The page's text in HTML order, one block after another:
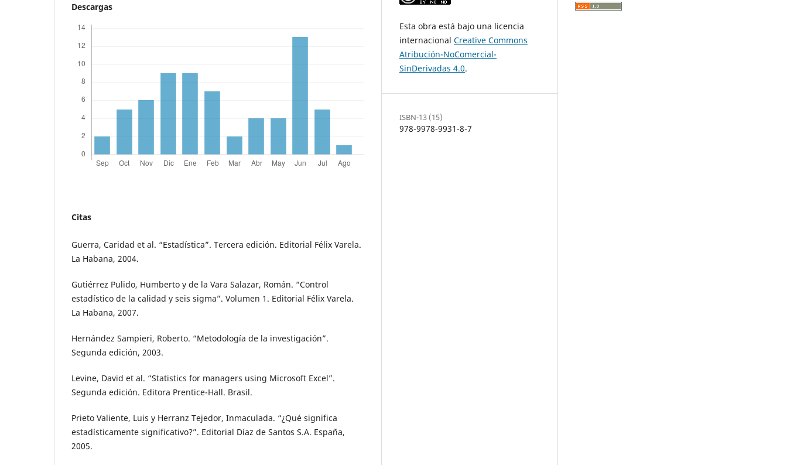
Descargas
Citas
Guerra, Caridad et al. “Estadística”. Tercera edición. Editorial Félix Varela.
La Habana, 2004.
Gutiérrez Pulido, Humberto y de la Vara Salazar, Román. “Control
estadístico de la calidad y seis sigma”. Volumen 1. Editorial Félix Varela.
La Habana, 2007.
Hernández Sampieri, Roberto. “Metodología de la investigación”.
Segunda edición, 2003.
Levine, David et al. “Statistics for managers using Microsoft Excel”.
Segunda edición. Editora Prentice-Hall. Brasil.
Prieto Valiente, Luis y Herranz Tejedor, Inmaculada. “¿Qué significa
estadísticamente significativo?”. Editorial Díaz de Santos S.A. España,
2005.
Esta obra está bajo una licencia
internacional Creative Commons
Atribución-NoComercial-
SinDerivadas 4.0.
ISBN-13 (15)
978-9978-9931-8-7